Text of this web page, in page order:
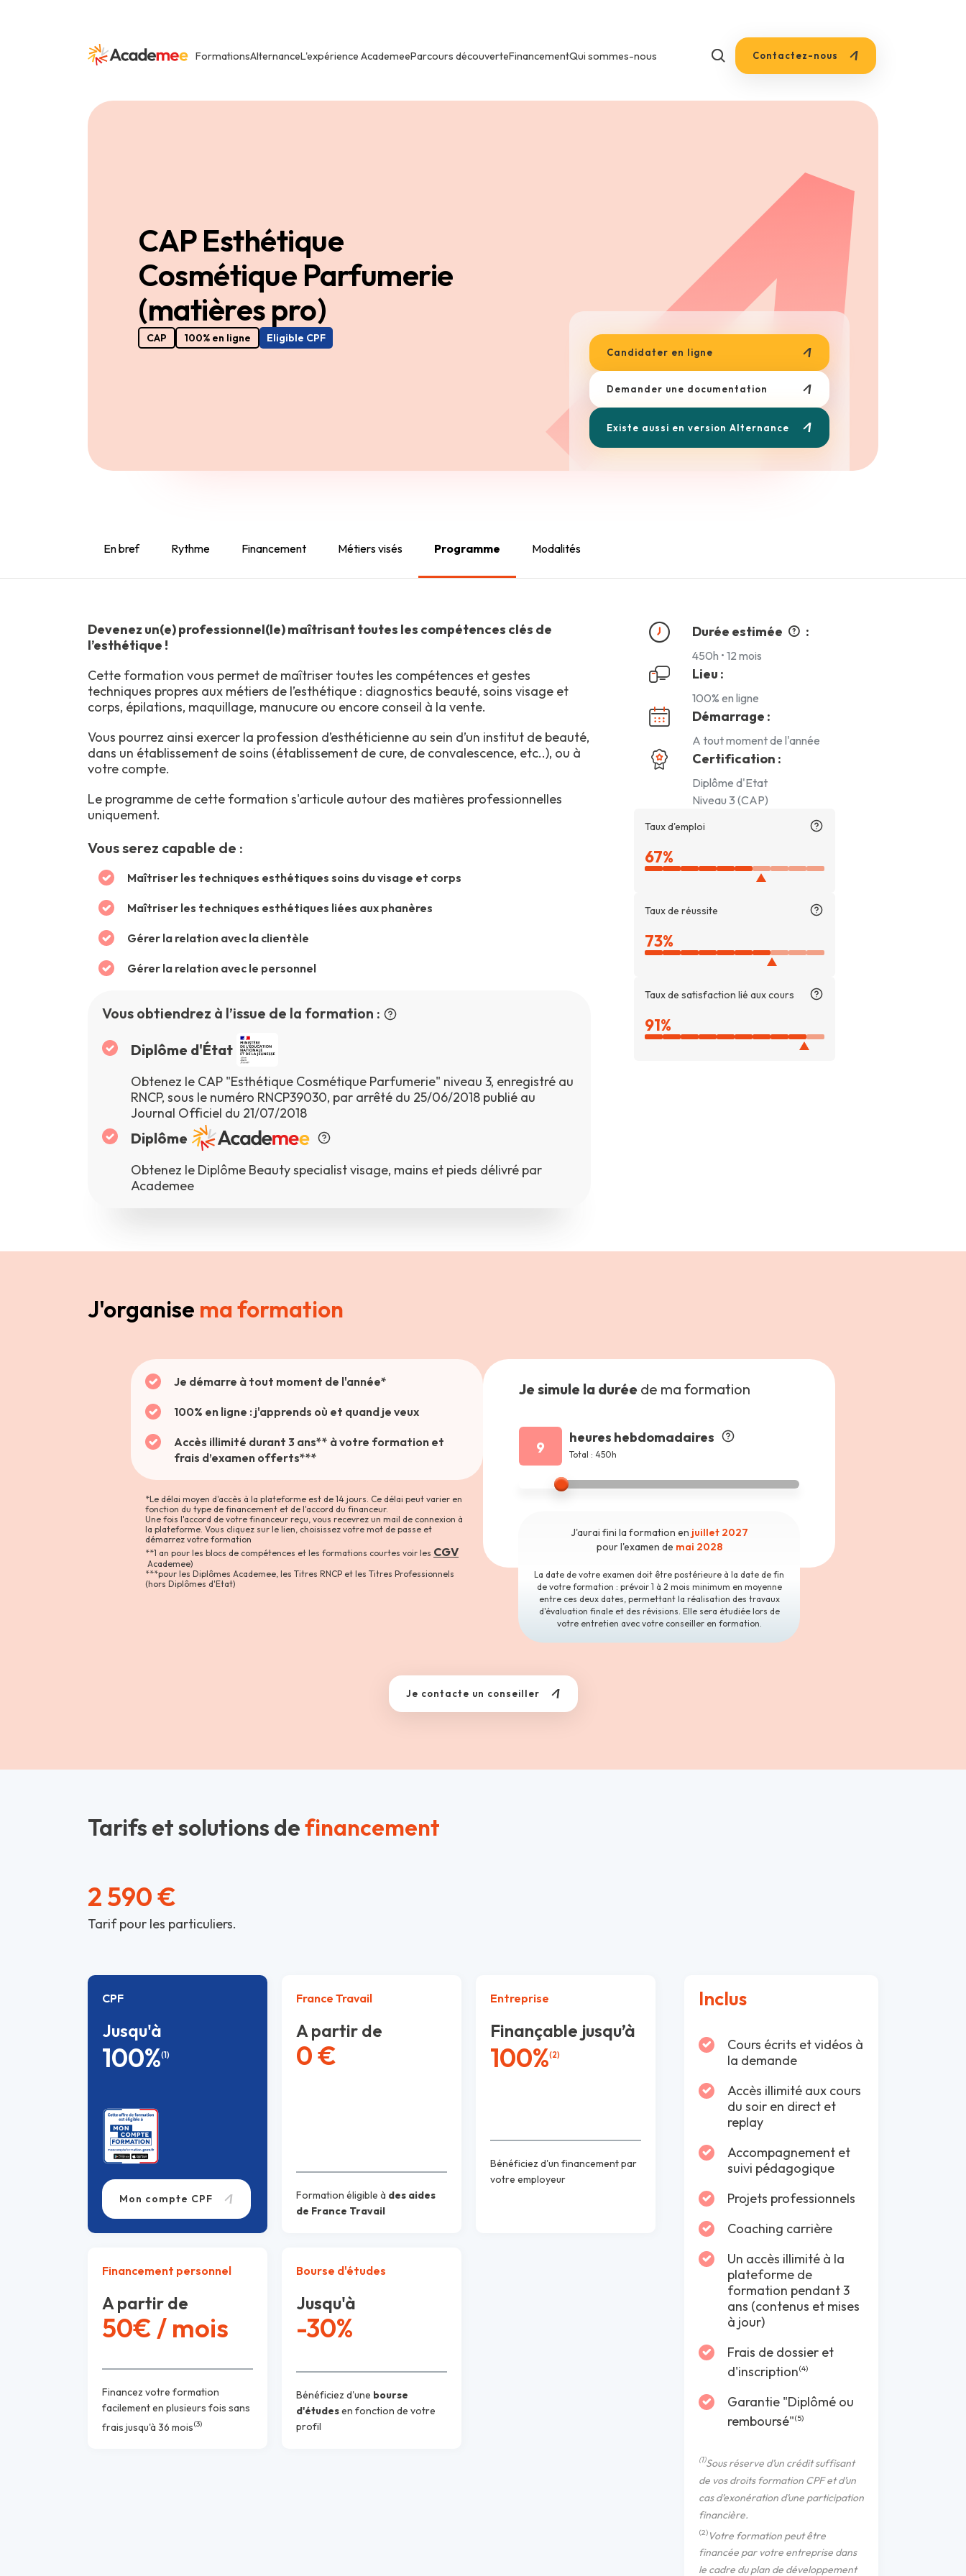
FormationsAlternanceL'expérience AcademeeParcours découverteFinancementQui sommes-nous Contactez-nous
CAP Esthétique
Cosmétique Parfumerie
(matières pro)
CAP 100% en ligne Eligible CPF
Candidater en ligne
Demander une documentation
Existe aussi en version Alternance
En bref Rythme Financement Métiers visés Programme Modalités
Devenez un(e) professionnel(le) maîtrisant toutes les compétences clés de
l’esthétique !
Cette formation vous permet de maîtriser toutes les compétences et gestes
techniques propres aux métiers de l’esthétique : diagnostics beauté, soins visage et
corps, épilations, maquillage, manucure ou encore conseil à la vente.
Vous pourrez ainsi exercer la profession d’esthéticienne au sein d’un institut de beauté,
dans un établissement de soins (établissement de cure, de convalescence, etc..), ou à
votre compte.
Le programme de cette formation s'articule autour des matières professionnelles
uniquement.
Vous serez capable de :
Maîtriser les techniques esthétiques soins du visage et corps
Maîtriser les techniques esthétiques liées aux phanères
Gérer la relation avec la clientèle
Gérer la relation avec le personnel
Vous obtiendrez à l’issue de la formation :
Diplôme d'État
Obtenez le CAP "Esthétique Cosmétique Parfumerie" niveau 3, enregistré au
RNCP, sous le numéro RNCP39030, par arrêté du 25/06/2018 publié au
Journal Officiel du 21/07/2018
Diplôme
Obtenez le Diplôme Beauty specialist visage, mains et pieds délivré par
Academee
Durée estimée :
450h • 12 mois
Lieu :
100% en ligne
Démarrage :
A tout moment de l'année
Certification :
Diplôme d'Etat
Niveau 3 (CAP)
Taux d'emploi
67%
Taux de réussite
73%
Taux de satisfaction lié aux cours
Taux
de
91%
J'organise ma formation
Je démarre à tout moment de l'année*
100% en ligne : j'apprends où et quand je veux
Accès illimité durant 3 ans** à votre formation et
frais d’examen offerts***
*Le délai moyen d'accès à la plateforme est de 14 jours. Ce délai peut varier en
fonction du type de financement et de l'accord du financeur.
Une fois l'accord de votre financeur reçu, vous recevrez un mail de connexion à
la plateforme. Vous cliquez sur le lien, choisissez votre mot de passe et
démarrez votre formation
**1 an pour les blocs de compétences et les formations courtes voir les CGV
Academee)
***pour les Diplômes Academee, les Titres RNCP et les Titres Professionnels
(hors Diplômes d'Etat)
Je simule la durée de ma formation
9
heures hebdomadaires
Total : 450h
J'aurai fini la formation en juillet 2027
pour l'examen de mai 2028
La date de votre examen doit être postérieure à la date de fin
de votre formation : prévoir 1 à 2 mois minimum en moyenne
entre ces deux dates, permettant la réalisation des travaux
d'évaluation finale et des révisions. Elle sera étudiée lors de
votre entretien avec votre conseiller en formation.
Je contacte un conseiller
Tarifs et solutions definancement
2 590 €
Tarif pour les particuliers.
CPF
Jusqu'à
100%(1)
Mon compte CPF
France Travail
A partir de
0 €
Formation éligible à des aides
de France Travail
Entreprise
Finançable jusqu’à
100%(2)
Bénéficiez d'un financement par
votre employeur
Financement personnel
A partir de
50€ / mois
Financez votre formation
facilement en plusieurs fois sans
frais jusqu'à 36 mois(3)
Bourse d'études
Jusqu'à
-30%
Bénéficiez d'une bourse
d'étudesen fonction de votre
profil
Inclus
Cours écrits et vidéos à
la demande
Accès illimité aux cours
du soir en direct et
replay
Accompagnement et
suivi pédagogique
Projets professionnels
Coaching carrière
Un accès illimité à la
plateforme de
formation pendant 3
ans (contenus et mises
à jour)
Frais de dossier et
d'inscription(4)
Garantie "Diplômé ou
remboursé"(5)
(1)Sous réserve d’un crédit suffisant
de vos droits formation CPF et d’un
cas d’exonération d’une participation
financière.
(2) Votre formation peut être
financée par votre entreprise dans
le cadre du plan de développement